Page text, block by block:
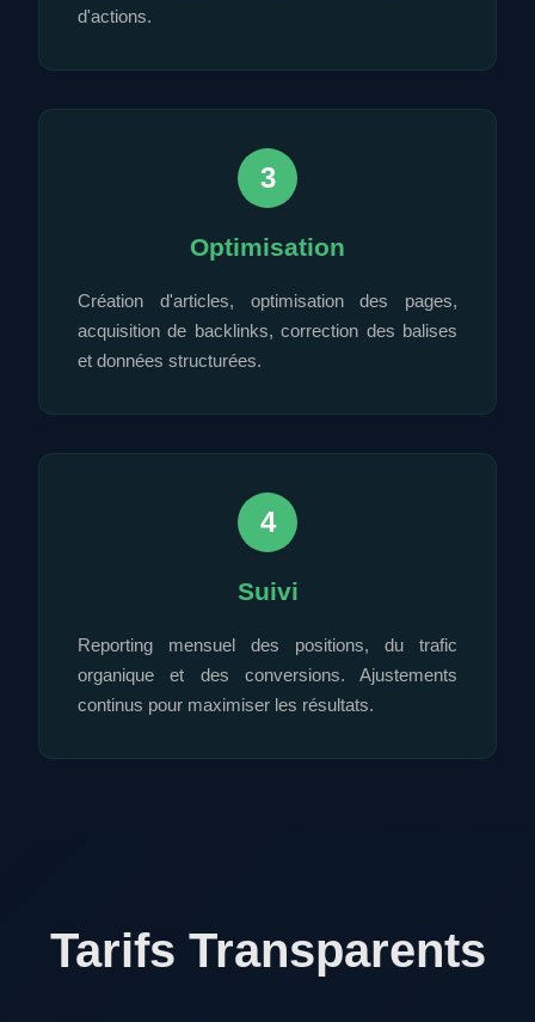
d'actions.
3
Optimisation
Création d'articles, optimisation des pages,
acquisition de backlinks, correction des balises
et données structurées.
4
Suivi
Reporting mensuel des positions, du trafic
organique et des conversions. Ajustements
continus pour maximiser les résultats.
Tarifs Transparents